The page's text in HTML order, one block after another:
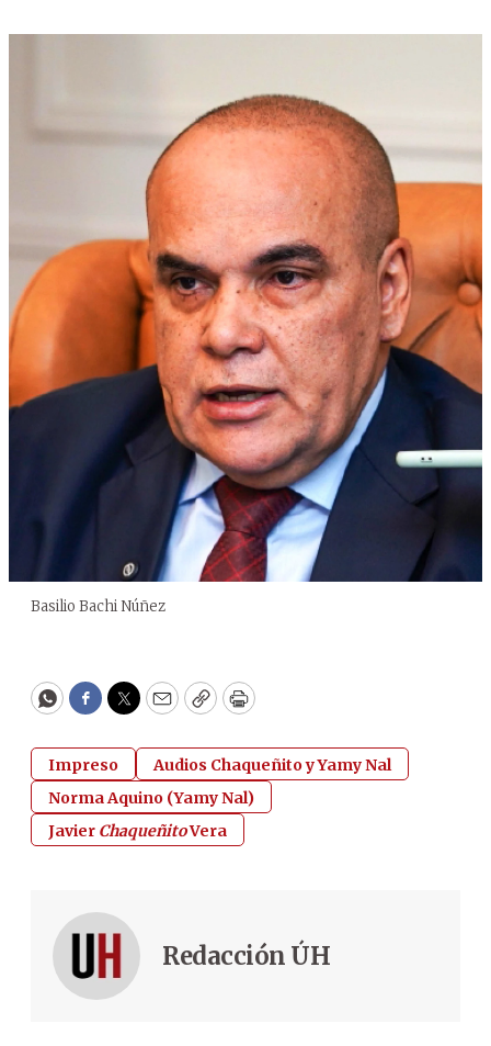
Basilio Bachi Núñez
WhatsApp
Facebook
Twitter
EmailCopyPrint
Impreso
Audios Chaqueñito y Yamy Nal
Norma Aquino (Yamy Nal)
Javier ChaqueñitoVera
Redacción ÚH